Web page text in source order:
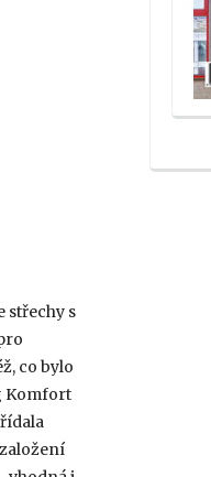
střechy s
co bylo
Komfort